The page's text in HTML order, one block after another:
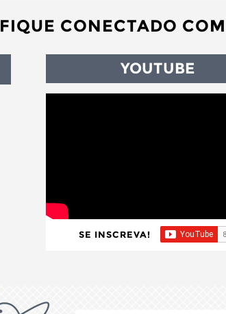
FIQUE CONECTADO
YOUTUBE
SE INSCREVA!